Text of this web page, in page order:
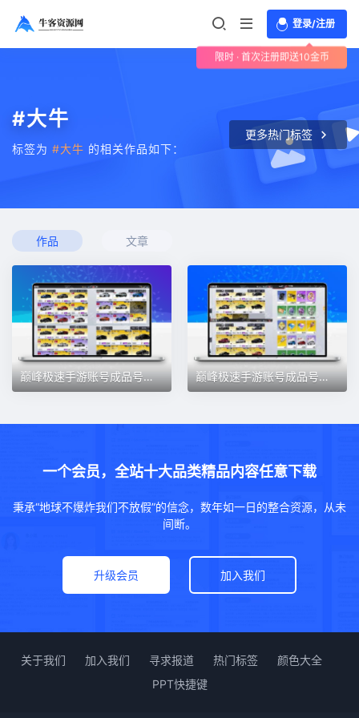
登录/注册
限时 · 首次注册即送10金币
#大牛
标签为 #大牛 的相关作品如下：
更多热门标签
作品 文章
巅峰极速手游账号成品号购买高氪满阶大牛布加迪柯尼塞格永久出售 巅峰极速手游账号成品号购买高氪满阶大牛布加迪柯尼塞格永久出售
一个会员，全站十大品类精品内容任意下载
秉承“地球不爆炸我们不放假”的信念，数年如一日的整合资源，从未
间断。
升级会员 加入我们
关于我们 加入我们 寻求报道 热门标签
颜色大全
PPT快捷键